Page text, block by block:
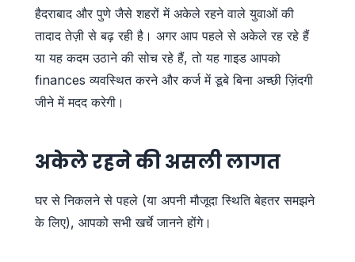
हैदराबाद और पुणे जैसे शहरों में अकेले रहने वाले युवाओं की
तादाद तेज़ी से बढ़ रही है। अगर आप पहले से अकेले रह रहे हैं
या यह कदम उठाने की सोच रहे हैं, तो यह गाइड आपको
finances व्यवस्थित करने और कर्ज में डूबे बिना अच्छी ज़िंदगी
जीने में मदद करेगी।
अकेले रहने की असली लागत
घर से निकलने से पहले (या अपनी मौजूदा स्थिति बेहतर समझने
के लिए), आपको सभी खर्चे जानने होंगे।